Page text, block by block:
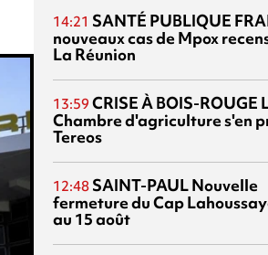
14:21 SANTÉ PUBLIQUE
nouveaux cas de Mpox
La Réunion
13:59 CRISE À BOIS-ROUGE
Chambre d'agriculture s'en
Tereos
12:48 SAINT-PAULNouvelle
fermeture du Cap
au 15 août